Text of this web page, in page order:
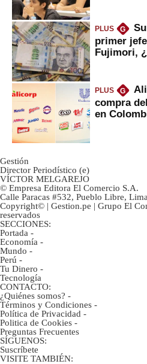
PLUS G
primer
Fujimori,
PLUS G
compra
en
Gestión
Director Periodístico (e)
VÍCTOR MELGAREJO
© Empresa Editora El Comercio S.A.
Calle Paracas #532, Pueblo Libre,
Copyright© | Gestion.pe | Grupo El
reservados
SECCIONES:
Portada -
Economía -
Mundo -
Perú -
Tu Dinero -
Tecnología
CONTACTO:
¿Quiénes somos? -
Términos y Condiciones -
Política de Privacidad -
Politica de Cookies -
Preguntas Frecuentes
SÍGUENOS:
Suscríbete
VISITE TAMBIÉN: